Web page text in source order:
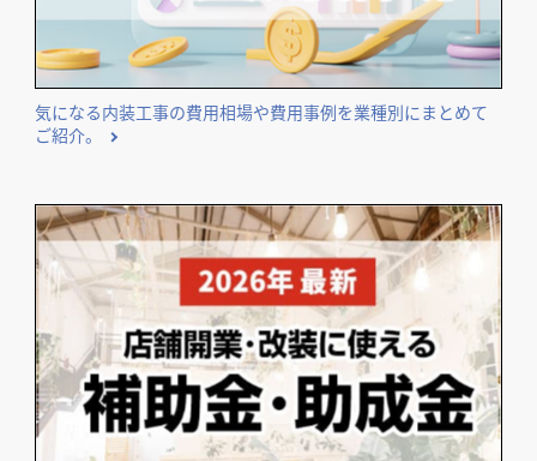
気になる内装工事の費用相場や費用事例を業種別にまとめて
ご紹介。